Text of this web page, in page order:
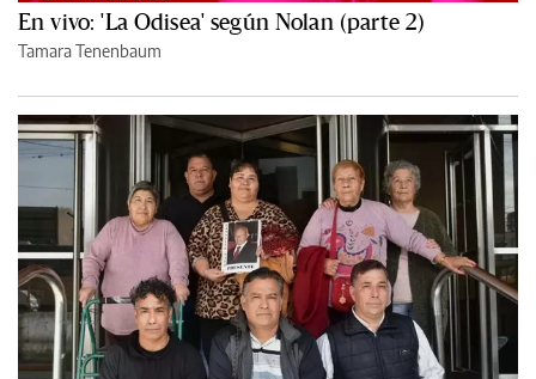
En vivo: 'La Odisea' según Nolan (parte 2)
Tamara Tenenbaum